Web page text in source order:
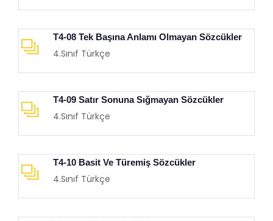
T4-08 Tek Başına Anlamı Olmayan Sözcükler
4.Sınıf Türkçe
T4-09 Satır Sonuna Sığmayan Sözcükler
4.Sınıf Türkçe
T4-10 Basit Ve Türemiş Sözcükler
4.Sınıf Türkçe